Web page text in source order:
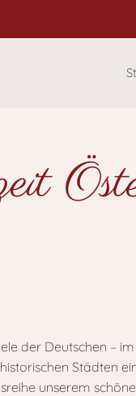
der Deutschen –
Städten
unserem